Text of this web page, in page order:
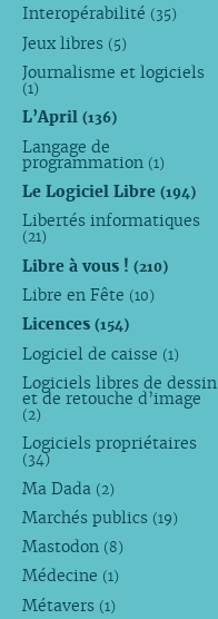
Interopérabilité (35)
Jeux libres (5)
Journalisme et logiciels
(1)
L’April (136)
Langage de
programmation (1)
Le Logiciel Libre (194)
Libertés informatiques
(21)
Libre à vous ! (210)
Libre en Fête (10)
Licences (154)
Logiciel de caisse (1)
Logiciels libres de dessin
et de retouche d’image
(2)
Logiciels propriétaires
(34)
Ma Dada (2)
Marchés publics (19)
Mastodon (8)
Médecine (1)
Métavers (1)